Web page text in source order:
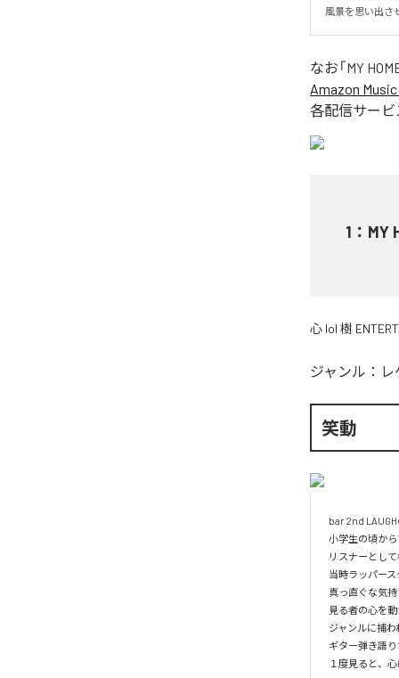
風景を思い出さ
なお「MY
Amazon
各配信サービ
1 ： MY
心 lol 樹
ジャンル： レ
笑動
bar 2nd
小学生の頃から
リスナーとし
当時ラッパー
真っ直ぐな気
見る者の心を動
ジャンルに捕わ
ギター弾き語り
１度見ると、